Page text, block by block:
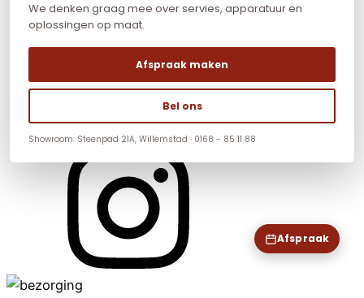
Afspraak
We denken graag mee over servies, apparatuur en
oplossingen op maat.
Afspraak maken
Bel ons
Showroom: Steenpad 21A, Willemstad · 0168 - 85 11 88